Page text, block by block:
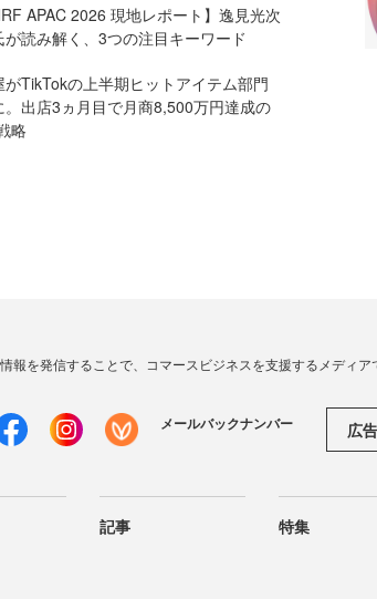
APAC 2026 現地レポート】逸見光次
が読み解く、3つの注目キーワード
がTikTokの上半期ヒットアイテム部門
。出店3ヵ月目で月商8,500万円達成の
略
報を発信することで、コマースビジネスを支援するメディア
メールバックナンバー 広
記事 特集